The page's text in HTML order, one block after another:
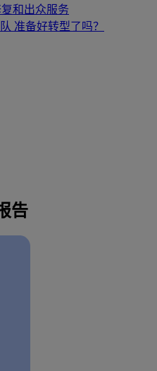
和出众服务
准备好转型了吗？
告